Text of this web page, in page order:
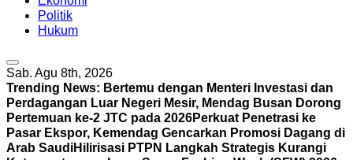
Politik
Hukum
Sab. Agu 8th, 2026
Trending News: Bertemu dengan Menteri Investasi dan
Perdagangan Luar Negeri Mesir, Mendag Busan Dorong
Pertemuan ke-2 JTC pada 2026Perkuat Penetrasi ke
Pasar Ekspor, Kemendag Gencarkan Promosi Dagang di
Arab SaudiHilirisasi PTPN Langkah Strategis Kurangi